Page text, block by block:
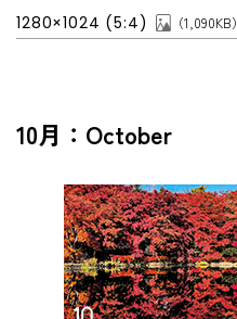
1280×1024 (5:4) （1,090KB）
10月：October